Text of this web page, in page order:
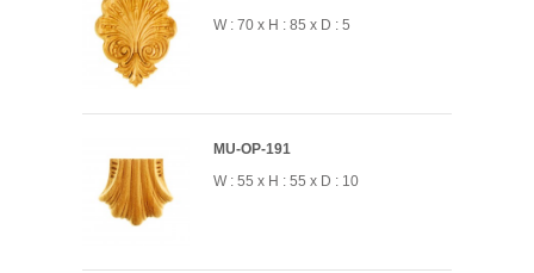
W : 70 x H : 85 x D : 5
MU-OP-191
W : 55 x H : 55 x D : 10